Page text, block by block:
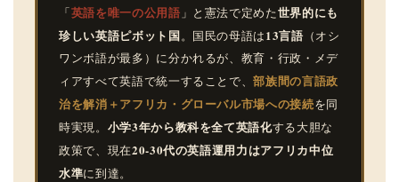
「英語を唯一の公用語 」と憲法で定めた世界的にも
珍しい英語ピボット国。国民の母語は13言語（オシ
ワンボ語が最多）に分かれるが、教育・行政・メデ
ィアすべて英語で統一することで、部族間の言語政
治を解消＋アフリカ・グローバル市場への接続を同
時実現。 小学3年から教科を全て英語化する大胆な
政策で、現在20-30代の英語運用力はアフリカ中位
水準に到達。